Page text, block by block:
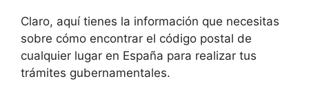
Claro, aquí tienes la información que necesitas
sobre cómo encontrar el código postal de
cualquier lugar en España para realizar tus
trámites gubernamentales.